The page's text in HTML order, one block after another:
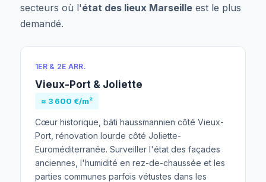
secteurs où l'état des lieux Marseille est le plus
demandé.
1ER & 2E ARR.
Vieux-Port & Joliette
≈ 3 600 €/m²
Cœur historique, bâti haussmannien côté Vieux-
Port, rénovation lourde côté Joliette-
Euroméditerranée. Surveiller l'état des façades
anciennes, l'humidité en rez-de-chaussée et les
parties communes parfois vétustes dans les